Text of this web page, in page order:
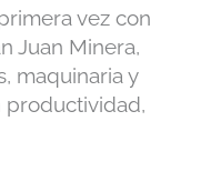
vez con
Juan Minera,
maquinaria y
productividad,